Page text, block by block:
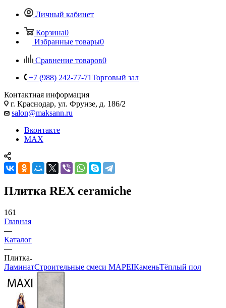
Личный кабинет
Корзина0
Избранные товары0
Сравнение товаров0
+7 (988) 242-77-71Торговый зал
Контактная информация
г. Краснодар, ул. Фрунзе, д. 186/2
salon@maksann.ru
Вконтакте
MAX
Плитка REX ceramiche
161
Главная
—
Каталог
—
Плитка
ЛаминатСтроительные смеси MAPEIКаменьТёплый пол